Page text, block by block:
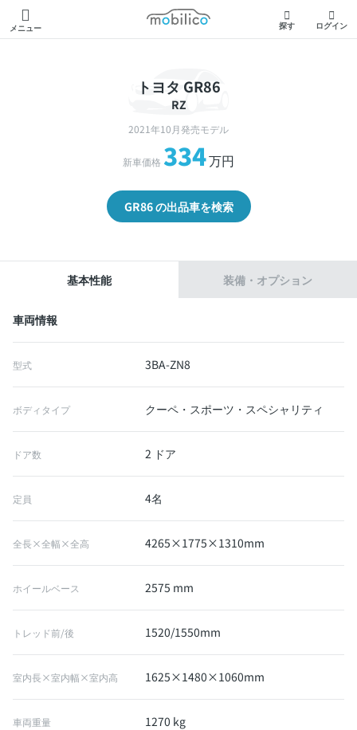
メニュー
モビリコ
探す ログイン
トヨタ GR86
RZ
2021年10月発売モデル
新車価格 334万円
GR86 の出品車を検索
基本性能 装備・オプション
車両情報
型式 3BA-ZN8
ボディタイプ クーペ・スポーツ・スペシャリティ
ドア数 2 ドア
定員 4名
全長×全幅×全高 4265×1775×1310mm
ホイールベース 2575 mm
トレッド前/後 1520/1550mm
室内長×室内幅×室内高 1625×1480×1060mm
車両重量 1270 kg